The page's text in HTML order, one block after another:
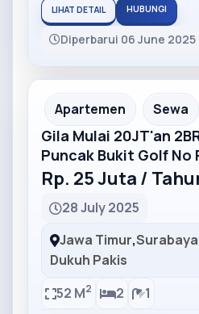
LIHAT DETAIL HUBUNGI
Diperbarui 06 June 2025
Partner Ad
Apartemen Sewa
Gila Mulai 20JT'an
Puncak Bukit Golf No
Rp. 25 Juta /
28 July 2025
Jawa Timur,Surabaya
Dukuh Pakis
52 M2 2 1